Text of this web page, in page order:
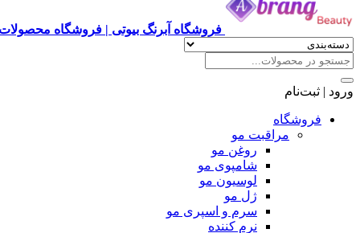
فروشگاه آبرنگ بیوتی | فروشگاه
ورود | ثبت‌نام
فروشگاه
مراقبت مو
روغن مو
شامپوی مو
لوسیون مو
ژل مو
سرم و اسپری مو
نرم کننده